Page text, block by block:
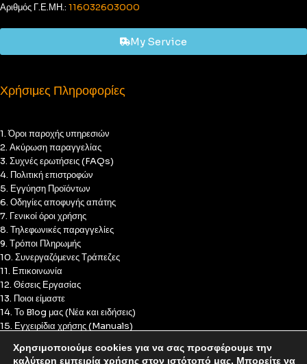
Αριθμός Γ.Ε.ΜΗ.: 116032603000
My Service
Χρήσιμες Πληροφορίες
1. Όροι παροχής υπηρεσιών
2. Ακύρωση παραγγελίας
3. Συχνές ερωτήσεις (FAQs)
4. Πολιτική επιστροφών
5. Εγγύηση Προϊόντων
6. Οδηγίες αποφυγής απάτης
7. Γενικοί όροι χρήσης
8. Τηλεφωνικές παραγγελίες
9. Τρόποι Πληρωμής
10. Συνεργαζόμενες Τράπεζες
11. Επικοινωνία
12. Θέσεις Εργασίας
13. Ποιοι είμαστε
14. Το Blog μας (Νέα και ειδήσεις)
15. Εγχειρίδια χρήσης (Manuals)
17. Πολιτική Cookies
Χρησιμοποιούμε cookies για να σας προσφέρουμε την
καλύτερη εμπειρία χρήσης στον ιστότοπό μας. Μπορείτε να